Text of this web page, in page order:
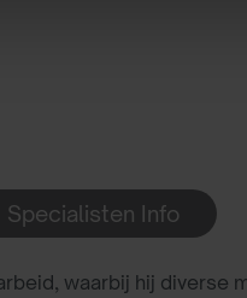
Specialisten Info
waarbij hij diverse